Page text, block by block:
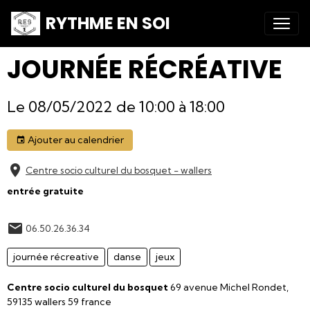
RYTHME EN SOI
JOURNÉE RÉCRÉATIVE
Le 08/05/2022 de 10:00 à 18:00
Ajouter au calendrier
Centre socio culturel du bosquet - wallers
entrée gratuite
06.50.26.36.34
journée récreative danse jeux
Centre socio culturel du bosquet69 avenue Michel Rondet,
59135 wallers 59 france